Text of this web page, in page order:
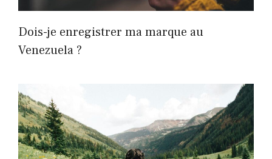
Dois-je enregistrer ma marque au
Venezuela ?